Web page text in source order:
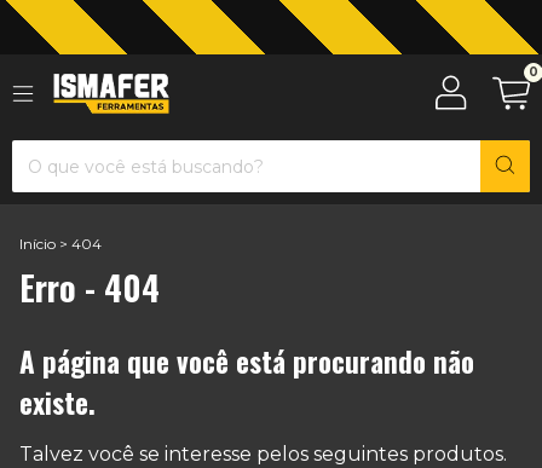
Jardinagem com The Black Tools
0
Início > 404
Erro - 404
A página que você está procurando não
existe.
Talvez você se interesse pelos seguintes produtos.